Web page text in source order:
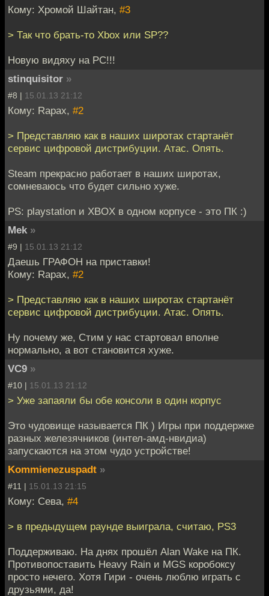
Кому: Хромой Шайтан, #3
> Так что брать-то Xbox или SP??
Новую видяху на PC!!!
stinquisitor »
#8 | 15.01.13 21:12
Кому: Rapax, #2
> Представляю как в наших широтах стартанёт
сервис цифровой дистрибуции. Атас. Опять.
Steam прекрасно работает в наших широтах,
сомневаюсь что будет сильно хуже.
PS: playstation и XBOX в одном корпусе - это ПК :)
Mek »
#9 | 15.01.13 21:12
Даешь ГРАФОН на приставки!
Кому: Rapax, #2
> Представляю как в наших широтах стартанёт
сервис цифровой дистрибуции. Атас. Опять.
Ну почему же, Стим у нас стартовал вполне
нормально, а вот становится хуже.
VC9 »
#10 | 15.01.13 21:12
> Уже запаяли бы обе консоли в один корпус
Это чудовище называется ПК ) Игры при поддержке
разных железячников (интел-амд-нвидиа)
запускаются на этом чудо устройстве!
Kommienezuspadt »
#11 | 15.01.13 21:15
Кому: Сева, #4
> в предыдущем раунде выиграла, считаю, PS3
Поддерживаю. На днях прошёл Alan Wake на ПК.
Противопоставить Heavy Rain и MGS коробоксу
просто нечего. Хотя Гири - очень люблю играть с
друзьями, да!